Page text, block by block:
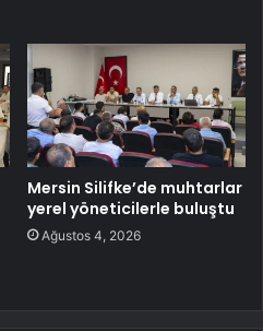
Mersin Silifke’de muhtarlar
yerel yöneticilerle buluştu
Ağustos 4, 2026